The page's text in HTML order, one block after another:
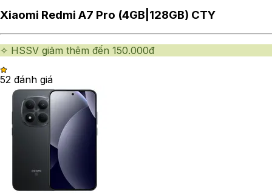
Xiaomi Redmi A7 Pro (4GB|128GB) CTY
✧ HSSV giảm thêm đến 150.000đ
52 đánh giá